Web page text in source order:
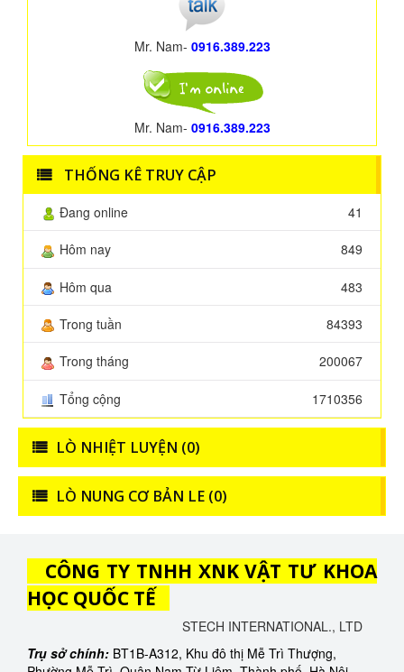
Mr. Nam- 0916.389.223
Mr. Nam- 0916.389.223
THỐNG KÊ TRUY CẬP
Đang online 41
Hôm nay 849
Hôm qua 483
Trong tuần 84393
Trong tháng 200067
Tổng cộng 1710356
LÒ NHIỆT LUYỆN (0)
LÒ NUNG CƠ BẢN LE (0)
CÔNG TY TNHH XNK VẬT TƯ KHOA
HỌC QUỐC TẾ
STECH INTERNATIONAL., LTD
Trụ sở chính: BT1B-A312, Khu đô thị Mễ Trì Thượng,